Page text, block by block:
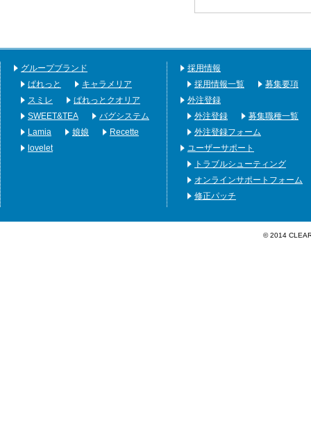
グループブランド
ぱれっと
キャラメリア
スミレ
ぱれっとクオリア
SWEET&TEA
バグシステム
Lamia
娘娘
Recette
lovelet
採用情報
採用情報一覧
募集要項
外注登録
外注登録
募集職種一覧
外注登録フォーム
ユーザーサポート
トラブルシューティング
オンラインサポートフォーム
修正パッチ
© 2014